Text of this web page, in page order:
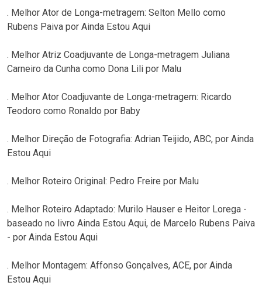
. Melhor Ator de Longa-metragem: Selton Mello como
Rubens Paiva por Ainda Estou Aqui
. Melhor Atriz Coadjuvante de Longa-metragem Juliana
Carneiro da Cunha como Dona Lili por Malu
. Melhor Ator Coadjuvante de Longa-metragem: Ricardo
Teodoro como Ronaldo por Baby
. Melhor Direção de Fotografia: Adrian Teijido, ABC, por Ainda
Estou Aqui
. Melhor Roteiro Original: Pedro Freire por Malu
. Melhor Roteiro Adaptado: Murilo Hauser e Heitor Lorega -
baseado no livro Ainda Estou Aqui, de Marcelo Rubens Paiva
- por Ainda Estou Aqui
. Melhor Montagem: Affonso Gonçalves, ACE, por Ainda
Estou Aqui